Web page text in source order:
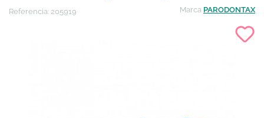
Referencia: 205919 Marca PARODONTAX